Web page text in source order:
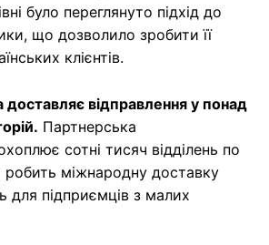
було переглянуто підхід до
що дозволило зробити її
клієнтів.
відправлення у понад
Партнерська
сотні тисяч відділень по
робить міжнародну доставку
для підприємців з малих